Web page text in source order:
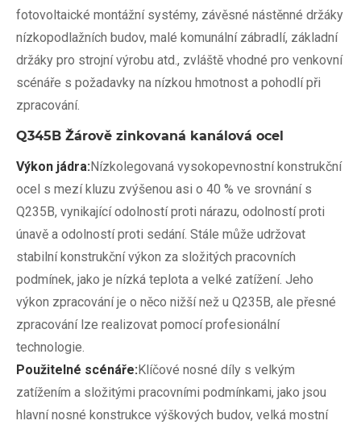
fotovoltaické montážní systémy, závěsné nástěnné držáky
nízkopodlažních budov, malé komunální zábradlí, základní
držáky pro strojní výrobu atd., zvláště vhodné pro venkovní
scénáře s požadavky na nízkou hmotnost a pohodlí při
zpracování.
Q345B Žárově zinkovaná kanálová ocel
Výkon jádra:Nízkolegovaná vysokopevnostní konstrukční
ocel s mezí kluzu zvýšenou asi o 40 % ve srovnání s
Q235B, vynikající odolností proti nárazu, odolností proti
únavě a odolností proti sedání. Stále může udržovat
stabilní konstrukční výkon za složitých pracovních
podmínek, jako je nízká teplota a velké zatížení. Jeho
výkon zpracování je o něco nižší než u Q235B, ale přesné
zpracování lze realizovat pomocí profesionální
technologie.
Použitelné scénáře:Klíčové nosné díly s velkým
zatížením a složitými pracovními podmínkami, jako jsou
hlavní nosné konstrukce výškových budov, velká mostní